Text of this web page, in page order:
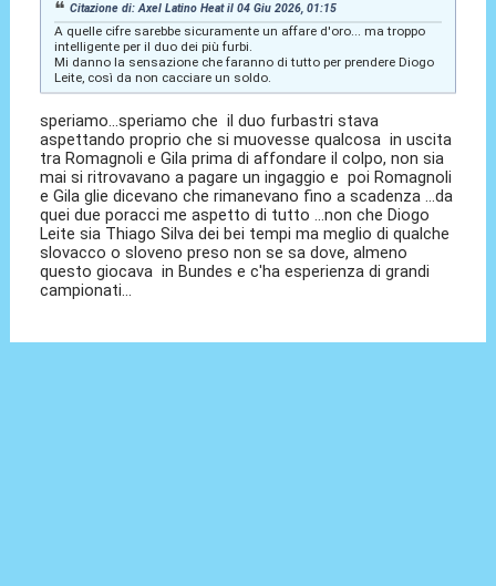
Citazione di: Axel Latino Heat il 04 Giu 2026, 01:15
A quelle cifre sarebbe sicuramente un affare d'oro... ma troppo
intelligente per il duo dei più furbi.
Mi danno la sensazione che faranno di tutto per prendere Diogo
Leite, così da non cacciare un soldo.
speriamo...speriamo che il duo furbastri stava
aspettando proprio che si muovesse qualcosa in uscita
tra Romagnoli e Gila prima di affondare il colpo, non sia
mai si ritrovavano a pagare un ingaggio e poi Romagnoli
e Gila glie dicevano che rimanevano fino a scadenza ...da
quei due poracci me aspetto di tutto ...non che Diogo
Leite sia Thiago Silva dei bei tempi ma meglio di qualche
slovacco o sloveno preso non se sa dove, almeno
questo giocava in Bundes e c'ha esperienza di grandi
campionati...